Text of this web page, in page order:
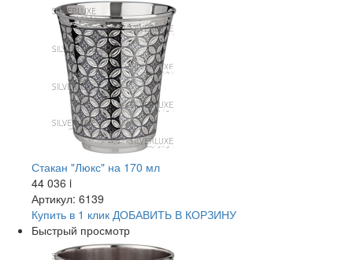
Стакан "Люкс" на 170 мл
44 036 i
Артикул: 6139
Купить в 1 клик ДОБАВИТЬ В КОРЗИНУ
Быстрый просмотр